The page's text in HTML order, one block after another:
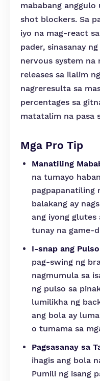
mababang anggulo
shot blockers. Sa
iyo na mag-react
pader, sinasanay
nervous system na
releases sa ilalim
nagreresulta sa
percentages sa
matatalim na pasa
Mga Pro Tip
Manatiling
na tumayo
pagpapanatiling
balakang ay
ang iyong glutes
tunay na game-
I-snap ang
pag-swing ng
nagmumula sa
ng pulso sa
lumilikha ng
ang bola ay
o tumama sa
Pagsasanay sa
ihagis ang bola
Pumili ng isang